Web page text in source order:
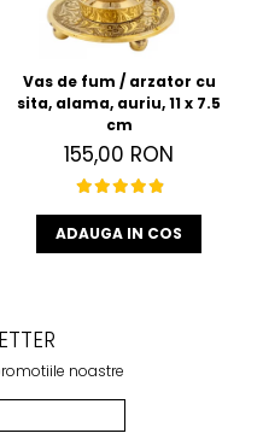
Vas de fum / arzator cu
sita, alama, auriu, 11 x 7.5
cm
155,00 RON
ADAUGA IN COS
noastre